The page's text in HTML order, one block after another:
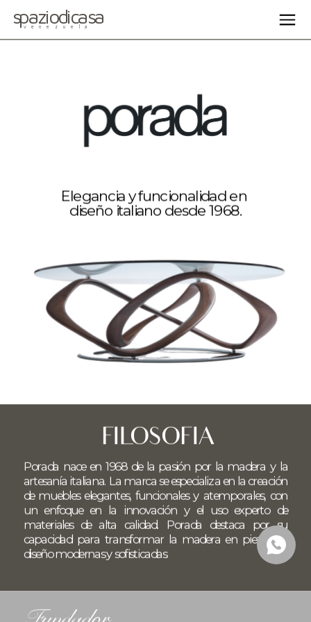
Elegancia y funcionalidad en
diseño italiano desde 1968.
FILOSOFIA
Porada nace en 1968 de la pasión por la madera y la
artesanía italiana. La marca se especializa en la creación
de muebles elegantes, funcionales y atemporales, con
un enfoque en la innovación y el uso experto de
materiales de alta calidad. Porada destaca por su
capacidad para transformar la madera en piezas de
diseño modernas y sofisticadas.
spaziodicasa
venezuela